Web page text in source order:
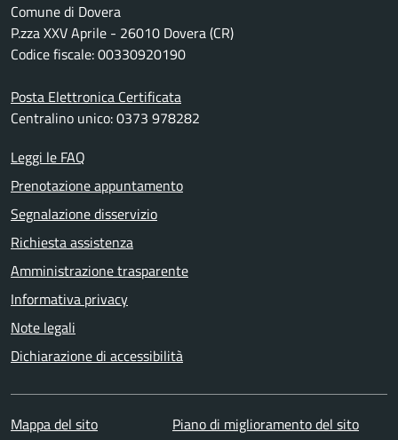
Comune di Dovera
P.zza XXV Aprile - 26010 Dovera (CR)
Codice fiscale: 00330920190
Posta Elettronica Certificata
Centralino unico: 0373 978282
Leggi le FAQ
Prenotazione appuntamento
Segnalazione disservizio
Richiesta assistenza
Amministrazione trasparente
Informativa privacy
Note legali
Dichiarazione di accessibilità
Mappa del sito Piano di miglioramento del sito